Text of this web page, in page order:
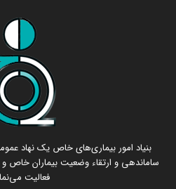
بنیاد امور بیماری‌های خاص یک نهاد
ساماندهی و ارتقاء وضعیت بیماران خاص
فعالیت